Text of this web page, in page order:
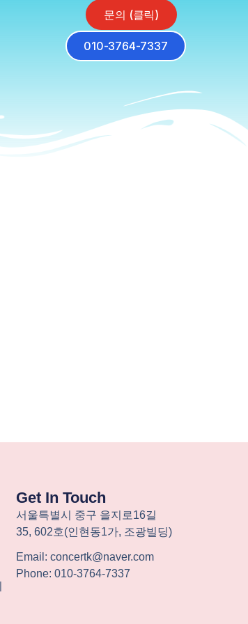
010-3764-7337
문의 (클릭)
Get In Touch
서울특별시 중구 을지로16길
35, 602호(인현동1가, 조광빌딩)
Email: concertk@naver.com
Phone: 010-3764-7337